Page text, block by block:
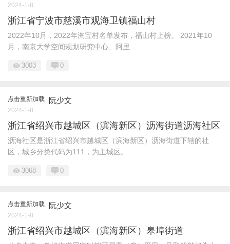
2024-1-8
浙江省宁波市慈溪市观海卫镇福山村
2022年10月，2022年淘宝村名单发布，福山村上榜。 2021年10
月，南京大学空间规划研究中心、阿里 ...
3003 0
点击重新加载 阮少文
2024-1-8
浙江省绍兴市越城区（滨海新区）沥海街道沥海社区
沥海社区是浙江省绍兴市越城区（滨海新区）沥海街道下辖的社
区，城乡分类代码为111，为主城区。 ...
3068 0
点击重新加载 阮少文
2024-1-8
浙江省绍兴市越城区（滨海新区）皋埠街道